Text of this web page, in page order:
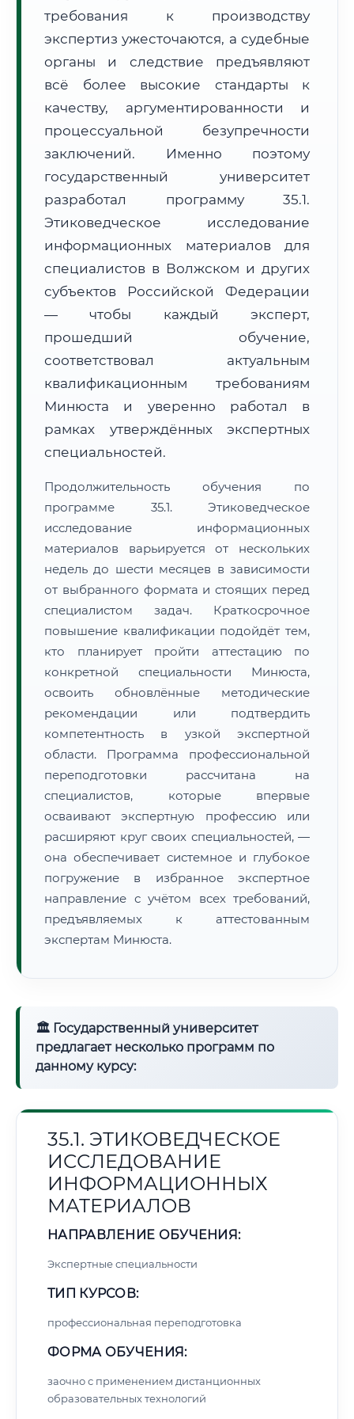
Формат учебы:
Дистанционно
🗺️ Зона обслуживания: г. Волжский
Расчет логистики оригиналов:
• Маршрут транзита:
• Экспресс-доставка СДЭК / Почтой: 4–6 рабочих дней
📜 Документы и аккредитация ФИС ФРДО
Нажмите на документ для увеличения и просмотра
требования к производству
экспертиз ужесточаются, а судебные
органы и следствие предъявляют
всё более высокие стандарты к
качеству, аргументированности и
процессуальной безупречности
заключений. Именно поэтому
государственный университет
разработал программу 35.1.
Этиковедческое исследование
информационных материалов для
специалистов в Волжском и других
субъектов Российской Федерации
— чтобы каждый эксперт,
прошедший обучение,
соответствовал актуальным
квалификационным требованиям
Минюста и уверенно работал в
рамках утверждённых экспертных
специальностей.
Продолжительность обучения по
программе 35.1. Этиковедческое
исследование информационных
материалов варьируется от нескольких
недель до шести месяцев в зависимости
от выбранного формата и стоящих перед
специалистом задач. Краткосрочное
повышение квалификации подойдёт тем,
кто планирует пройти аттестацию по
конкретной специальности Минюста,
освоить обновлённые методические
рекомендации или подтвердить
компетентность в узкой экспертной
области. Программа профессиональной
переподготовки рассчитана на
специалистов, которые впервые
осваивают экспертную профессию или
расширяют круг своих специальностей, —
она обеспечивает системное и глубокое
погружение в избранное экспертное
направление с учётом всех требований,
предъявляемых к аттестованным
экспертам Минюста.
🏛 Государственный университет
предлагает несколько программ по
данному курсу:
35.1. ЭТИКОВЕДЧЕСКОЕ
ИССЛЕДОВАНИЕ
ИНФОРМАЦИОННЫХ
МАТЕРИАЛОВ
НАПРАВЛЕНИЕ ОБУЧЕНИЯ:
Экспертные специальности
ТИП КУРСОВ:
профессиональная переподготовка
ФОРМА ОБУЧЕНИЯ:
заочно с применением дистанционных
образовательных технологий